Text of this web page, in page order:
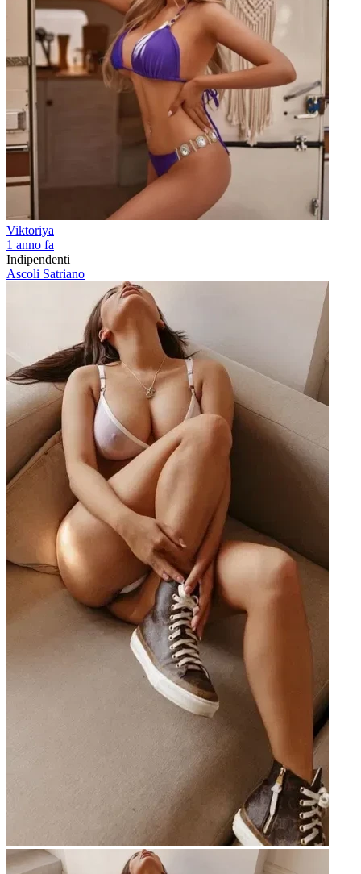
Viktoriya
1 anno fa
Indipendenti
Ascoli Satriano